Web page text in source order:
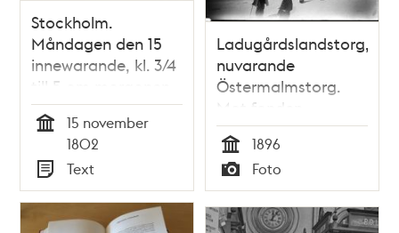
Stockholm.
Måndagen den 15
innewarande, kl. 3/4
till 5 om morgonen,
utbrast en häftig
eldswåda uti Kongl.
Kammar-rättens hus
på Riddarholmen...
15 november
1802
Typ
Text
Ladugårdslandstorg,
nuvarande
Östermalmstorg.
Mot fonden
Humlegårdsgatan
västerut
Tid
1896
Typ
Foto